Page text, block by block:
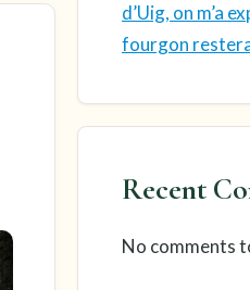
d’Uig, on m’a
fourgon
Recent
No comments